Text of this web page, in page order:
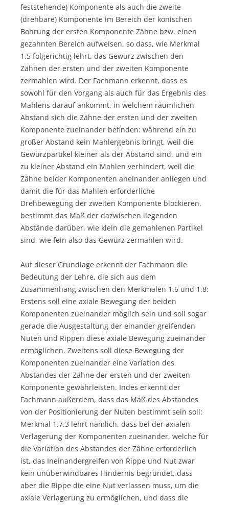
feststehende) Komponente als auch die zweite
(drehbare) Komponente im Bereich der konischen
Bohrung der ersten Komponente Zähne bzw. einen
gezahnten Bereich aufweisen, so dass, wie Merkmal
1.5 folgerichtig lehrt, das Gewürz zwischen den
Zähnen der ersten und der zweiten Komponente
zermahlen wird. Der Fachmann erkennt, dass es
sowohl für den Vorgang als auch für das Ergebnis des
Mahlens darauf ankommt, in welchem räumlichen
Abstand sich die Zähne der ersten und der zweiten
Komponente zueinander befinden: während ein zu
großer Abstand kein Mahlergebnis bringt, weil die
Gewürzpartikel kleiner als der Abstand sind, und ein
zu kleiner Abstand ein Mahlen verhindert, weil die
Zähne beider Komponenten aneinander anliegen und
damit die für das Mahlen erforderliche
Drehbewegung der zweiten Komponente blockieren,
bestimmt das Maß der dazwischen liegenden
Abstände darüber, wie klein die gemahlenen Partikel
sind, wie fein also das Gewürz zermahlen wird.
Auf dieser Grundlage erkennt der Fachmann die
Bedeutung der Lehre, die sich aus dem
Zusammenhang zwischen den Merkmalen 1.6 und 1.8:
Erstens soll eine axiale Bewegung der beiden
Komponenten zueinander möglich sein und soll sogar
gerade die Ausgestaltung der einander greifenden
Nuten und Rippen diese axiale Bewegung zueinander
ermöglichen. Zweitens soll diese Bewegung der
Komponenten zueinander eine Variation des
Abstandes der Zähne der ersten und der zweiten
Komponente gewährleisten. Indes erkennt der
Fachmann außerdem, dass das Maß des Abstandes
von der Positionierung der Nuten bestimmt sein soll:
Merkmal 1.7.3 lehrt nämlich, dass bei der axialen
Verlagerung der Komponenten zueinander, welche für
die Variation des Abstandes der Zähne erforderlich
ist, das Ineinandergreifen von Rippe und Nut zwar
kein unüberwindbares Hindernis begründet, dass
aber die Rippe die eine Nut verlassen muss, um die
axiale Verlagerung zu ermöglichen, und dass die